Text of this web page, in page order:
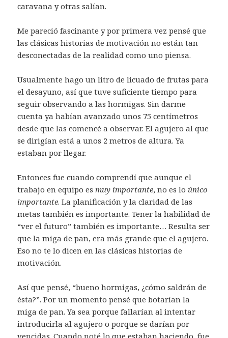
caravana y otras salían.
Me pareció fascinante y por primera vez pensé que
las clásicas historias de motivación no están tan
desconectadas de la realidad como uno piensa.
Usualmente hago un litro de licuado de frutas para
el desayuno, así que tuve suficiente tiempo para
seguir observando a las hormigas. Sin darme
cuenta ya habían avanzado unos 75 centímetros
desde que las comencé a observar. El agujero al que
se dirigían está a unos 2 metros de altura. Ya
estaban por llegar.
Entonces fue cuando comprendí que aunque el
trabajo en equipo es muy importante, no es lo único
importante. La planificación y la claridad de las
metas también es importante. Tener la habilidad de
“ver el futuro” también es importante… Resulta ser
que la miga de pan, era más grande que el agujero.
Eso no te lo dicen en las clásicas historias de
motivación.
Así que pensé, “bueno hormigas, ¿cómo saldrán de
ésta?”. Por un momento pensé que botarían la
miga de pan. Ya sea porque fallarían al intentar
introducirla al agujero o porque se darían por
vencidas. Cuando noté lo que estaban haciendo, fue